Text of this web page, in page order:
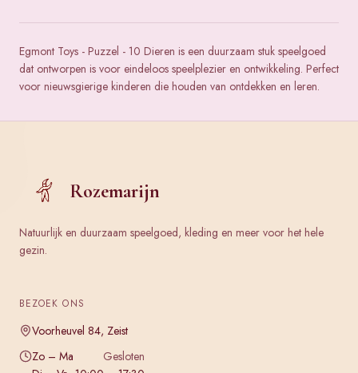
Egmont Toys - Puzzel - 10 Dieren is een duurzaam stuk speelgoed
dat ontworpen is voor eindeloos speelplezier en ontwikkeling. Perfect
voor nieuwsgierige kinderen die houden van ontdekken en leren.
Rozemarijn
Natuurlijk en duurzaam speelgoed, kleding en meer voor het hele
gezin.
BEZOEK ONS
Voorheuvel 84, Zeist
Zo – Ma
Gesloten